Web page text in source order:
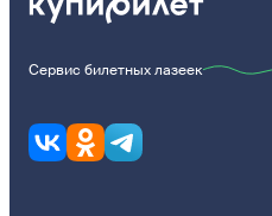
Сервис билетных лазеек